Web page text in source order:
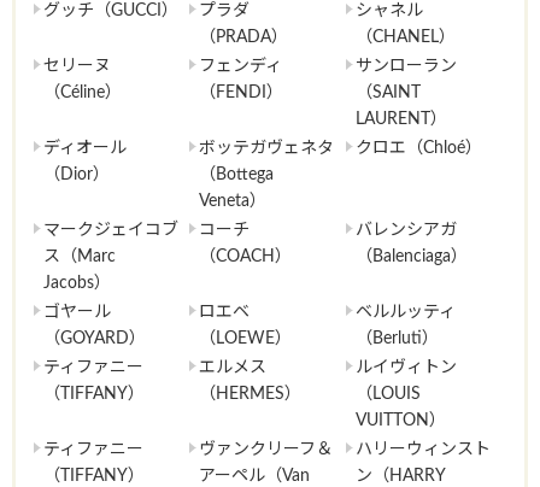
グッチ（GUCCI）
プラダ
（PRADA）
シャネル
（CHANEL）
セリーヌ
（Céline）
フェンディ
（FENDI）
サンローラン
（SAINT
LAURENT）
ディオール
（Dior）
ボッテガヴェネタ
（Bottega
Veneta）
クロエ（Chloé）
マークジェイコブ
ス（Marc
Jacobs）
コーチ
（COACH）
バレンシアガ
（Balenciaga）
ゴヤール
（GOYARD）
ロエベ
（LOEWE）
ベルルッティ
（Berluti）
ティファニー
（TIFFANY）
エルメス
（HERMES）
ルイヴィトン
（LOUIS
VUITTON）
ティファニー
（TIFFANY）
ヴァンクリーフ＆
アーペル（Van
ハリーウィンスト
ン（HARRY